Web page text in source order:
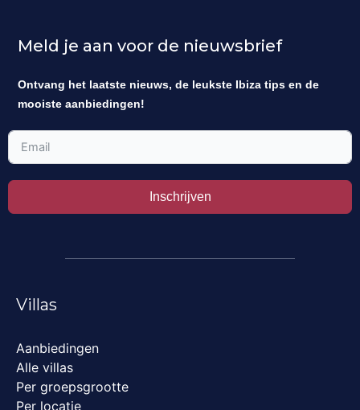
Meld je aan voor de nieuwsbrief
Ontvang het laatste nieuws, de leukste Ibiza tips en de
mooiste aanbiedingen!
Inschrijven
Villas
Aanbiedingen
Alle villas
Per groepsgrootte
Per locatie